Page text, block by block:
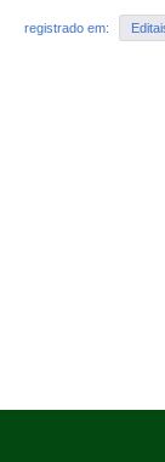
registrado em: